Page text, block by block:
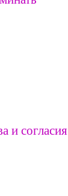
и согласия